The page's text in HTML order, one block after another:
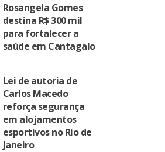
Rosangela Gomes
destina R$ 300 mil
para fortalecer a
saúde em Cantagalo
Lei de autoria de
Carlos Macedo
reforça segurança
em alojamentos
esportivos no Rio de
Janeiro